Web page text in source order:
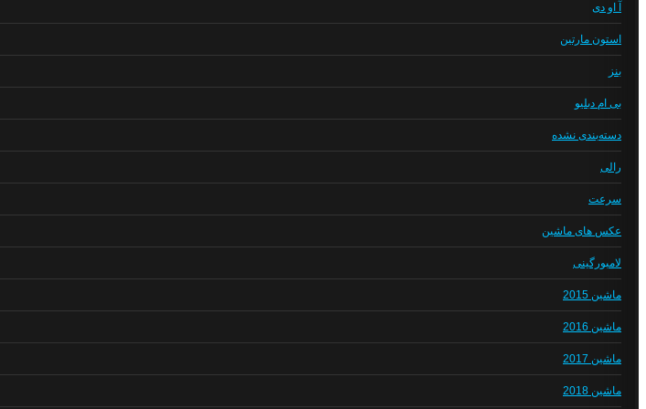
آ او دی
استون مارتین
بنز
بی ام دبلیو
دسته‌بندی نشده
رالی
سرعت
عکس های ماشین
لامبورگینی
ماشین 2015
ماشین 2016
ماشین 2017
ماشین 2018